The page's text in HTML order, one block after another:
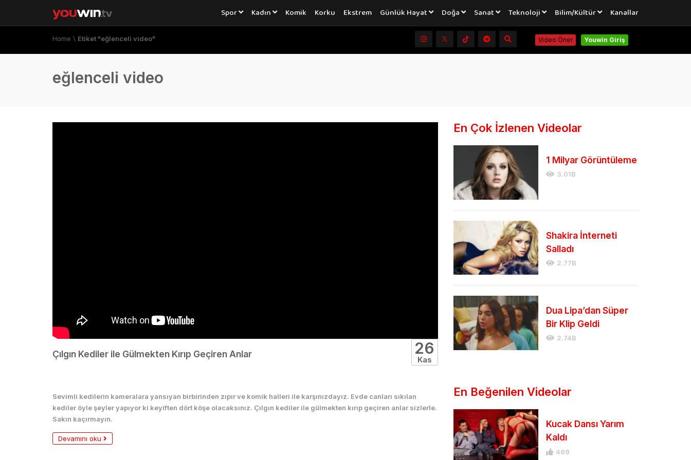
Spor Kadın Komik Korku Ekstrem Günlük Hayat Doğa Sanat Teknoloji Bilim/Kültür Kanallar
Home \ Etiket "eğlenceli video" Video Öner Youwin Giriş
eğlenceli video
Çılgın Kediler ile Gülmekten Kırıp Geçiren Anlar 26
Kas
Sevimli kedilerin kameralara yansıyan birbirinden zıpır ve komik halleri ile karşınızdayız. Evde canları sıkılan
kediler öyle şeyler yapıyor ki keyiften dört köşe olacaksınız. Çılgın kediler ile gülmekten kırıp geçiren anlar sizlerle.
Sakın kaçırmayın.
Devamını oku
En Çok İzlenen Videolar
1 Milyar Görüntüleme
3.01B
Shakira İnterneti
Salladı
2.77B
Dua Lipa’dan Süper
Bir Klip Geldi
2.74B
En Beğenilen Videolar
Kucak Dansı Yarım
Kaldı
469